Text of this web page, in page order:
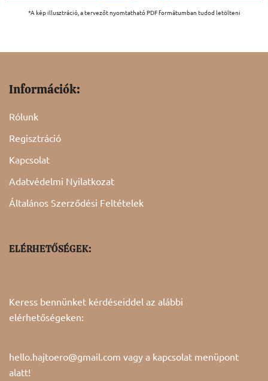
*A kép illusztráció, a tervezőt nyomtatható PDF formátumban tudod letölteni
Információk:
Rólunk
Regisztráció
Kapcsolat
Adatvédelmi Nyilatkozat
Általános Szerződési Feltételek
ELÉRHETŐSÉGEK:
Keress bennünket kérdéseiddel az alábbi
elérhetőségeken:
hello.hajtoero@gmail.com vagy a kapcsolat menüpont
alatt!